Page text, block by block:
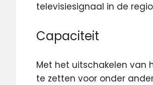
televisiesignaal in de
Capaciteit
Met het uitschakelen van
te zetten voor onder